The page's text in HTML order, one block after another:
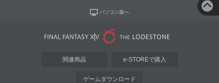
パソコン版へ
関連商品 e-STOREで購入
ゲームダウンロード